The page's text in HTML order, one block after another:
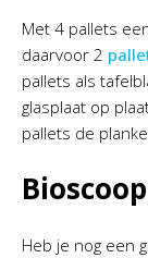
Met 4 pallets
daarvoor 2
pallets als
glasplaat op
pallets de
Heb je nog een